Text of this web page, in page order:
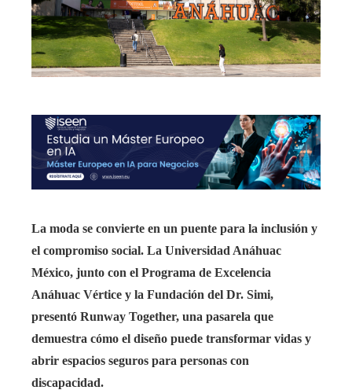
La moda se convierte en un puente para la inclusión y
el compromiso social. La Universidad Anáhuac
México, junto con el Programa de Excelencia
Anáhuac Vértice y la Fundación del Dr. Simi,
presentó Runway Together, una pasarela que
demuestra cómo el diseño puede transformar vidas y
abrir espacios seguros para personas con
discapacidad.